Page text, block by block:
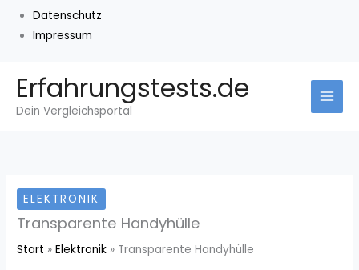
Datenschutz
Impressum
Inhalt
springen
Erfahrungstests.de
Dein Vergleichsportal
ELEKTRONIK
Transparente Handyhülle
Start Elektronik Transparente Handyhülle